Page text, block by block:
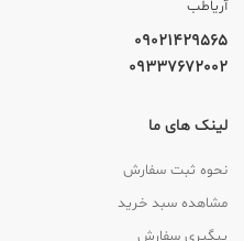
آریاطب
09021429565
09337672002
لینک های ما
نحوه ثبت سفارش
مشاهده سبد خرید
پیگیری سفارش